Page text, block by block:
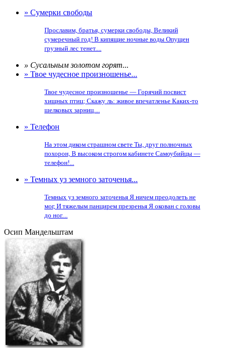
» Сумерки свободы
Прославим, братья, сумерки свободы, Великий
сумеречный год! В кипящие ночные воды Опущен
грузный лес тенет....
» Сусальным золотом горят...
» Твое чудесное произношенье...
Твое чудесное произношенье — Горячий посвист
хищных птиц; Скажу ль: живое впечатленье Каких-то
шелковых зарниц....
» Телефон
На этом диком страшном свете Ты, друг полночных
похорон, В высоком строгом кабинете Самоубийцы —
телефон!...
» Темных уз земного заточенья...
Темных уз земного заточенья Я ничем преодолеть не
мог, И тяжелым панцирем презренья Я окован с головы
до ног....
Осип Мандельштам